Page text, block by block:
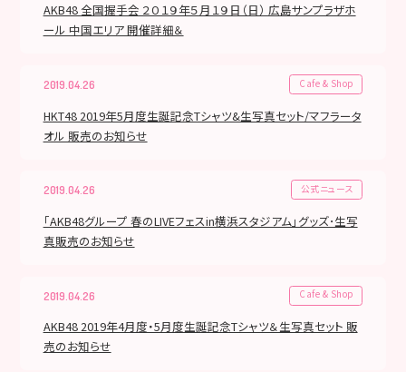
AKB48 全国握手会 ２０１９年５月１９日（日） 広島サンプラザホ
ール 中国エリア 開催詳細＆
2019.04.26 Cafe & Shop
HKT48 2019年5月度生誕記念Tシャツ&生写真セット/マフラータ
オル 販売のお知らせ
2019.04.26 公式ニュース
「AKB48グループ 春のLIVEフェスin横浜スタジアム」グッズ･生写
真販売のお知らせ
2019.04.26 Cafe & Shop
AKB48 2019年4月度・5月度生誕記念Tシャツ＆生写真セット 販
売のお知らせ